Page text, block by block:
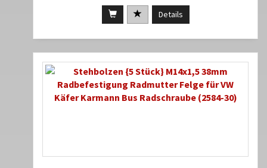
Details